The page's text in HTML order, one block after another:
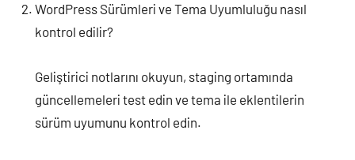
WordPress Sürümleri ve Tema Uyumluluğu nasıl
kontrol edilir?
Geliştirici notlarını okuyun, staging ortamında
güncellemeleri test edin ve tema ile eklentilerin
sürüm uyumunu kontrol edin.